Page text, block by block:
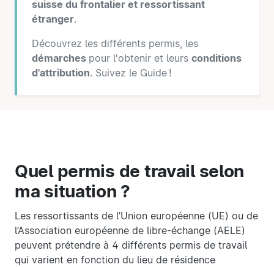
suisse du frontalier et ressortissant
étranger.
Découvrez les différents permis, les
démarches pour l'obtenir et leurs conditions
d'attribution. Suivez le Guide !
Quel permis de travail selon
ma situation ?
Les ressortissants de l’Union européenne (UE) ou de
l’Association européenne de libre-échange (AELE)
peuvent prétendre à 4 différents permis de travail
qui varient en fonction du lieu de résidence